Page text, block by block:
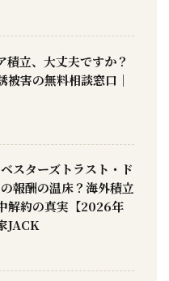
積立、大丈夫ですか？
被害の無料相談窓口｜
スターズトラスト・ド
報酬の温床？海外積立
解約の真実【2026年
JACK